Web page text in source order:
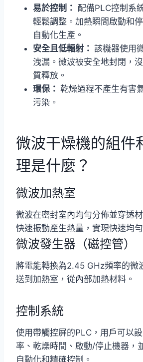
易於控制： 配備PLC控制系
輕鬆調整。加熱瞬間啟動和
自動化生產。
安全且低輻射： 該機器使用
洩漏。微波被安全地封閉，
質釋放。
環保： 乾燥過程不產生有害
污染。
微波干燥機的組件
理是什麼？
微波加熱室
微波在密封室內均勻分佈並穿透
快速振動產生熱量，實現快速均勻
微波發生器（磁控管）
將電能轉換為2.45 GHz頻率的微
送到加熱室，從內部加熱材料。
控制系統
使用帶觸控屏的PLC，用戶可以
率、乾燥時間、啟動/停止機器，
自動化和精確控制。